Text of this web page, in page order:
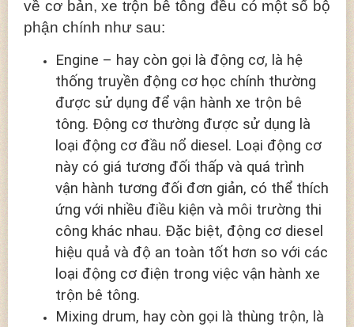
về cơ bản, xe trộn bê tông đều có một số bộ
phận chính như sau:
Engine – hay còn gọi là động cơ, là hệ
thống truyền động cơ học chính thường
được sử dụng để vận hành xe trộn bê
tông. Động cơ thường được sử dụng là
loại động cơ đầu nổ diesel. Loại động cơ
này có giá tương đối thấp và quá trình
vận hành tương đối đơn giản, có thể thích
ứng với nhiều điều kiện và môi trường thi
công khác nhau. Đặc biệt, động cơ diesel
hiệu quả và độ an toàn tốt hơn so với các
loại động cơ điện trong việc vận hành xe
trộn bê tông.
Mixing drum, hay còn gọi là thùng trộn, là